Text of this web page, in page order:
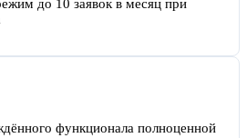
до 10 заявок в месяц при
функционала полноценной